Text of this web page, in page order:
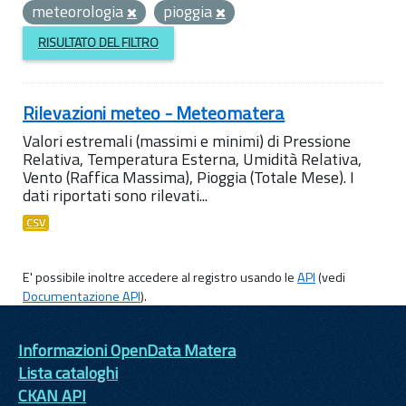
meteorologia
pioggia
RISULTATO DEL FILTRO
Rilevazioni meteo - Meteomatera
Valori estremali (massimi e minimi) di Pressione
Relativa, Temperatura Esterna, Umidità Relativa,
Vento (Raffica Massima), Pioggia (Totale Mese). I
dati riportati sono rilevati...
CSV
E' possibile inoltre accedere al registro usando leAPI(vedi
Documentazione API).
Informazioni OpenData Matera
Lista cataloghi
CKAN API